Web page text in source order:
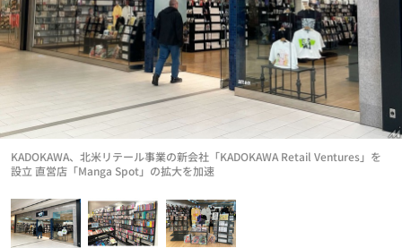
KADOKAWA、北米リテール事業の新会社「KADOKAWA Retail Ventures」を
設立 直営店「Manga Spot」の拡大を加速